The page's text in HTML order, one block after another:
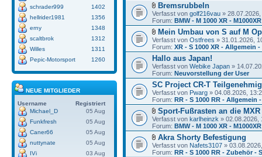
schrader999
1402
hellrider1981
1356
erny
1348
scaltbrok
1312
Willes
1311
Pepic-Motorsport
1260
NEUE MITGLIEDER
Username
Registriert
Michael_D
05 Aug
Funkfresh
05 Aug
Caner66
05 Aug
nuttynate
05 Aug
IVi
03 Aug
Bremsrubbeln
Verfasst von golf216vau »
Forum: BMW - M 1000 XR - M1000XR
Mein Umbau von S auf M
Verfasst von Ostfrees » 31.01.2026,
Forum: XR - S 1000 XR - Allgemein
Hallo aus Japan!
Verfasst von Webike Japan »
Forum: Neuvorstellung der User
SC Project CR-T
Verfasst von Pwarg » 04.08.2026,
Forum: RR - S 1000 RR - Allgemein
Sport-Fußrasten an die MXR
Verfasst von karlheinzk » 02.08.2026,
Forum: BMW - M 1000 XR - M1000XR
Akra Shorty Befestigung
Verfasst von Nafets3107 »
Forum: RR - S 1000 RR - Zubehör -